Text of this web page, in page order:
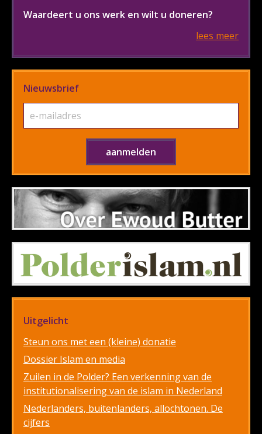
Waardeert u ons werk en wilt u doneren?
lees meer
Nieuwsbrief
Uitgelicht
Steun ons met een (kleine) donatie
Dossier Islam en media
Zuilen in de Polder? Een verkenning van de
institutionalisering van de islam in Nederland
Nederlanders, buitenlanders, allochtonen. De
cijfers